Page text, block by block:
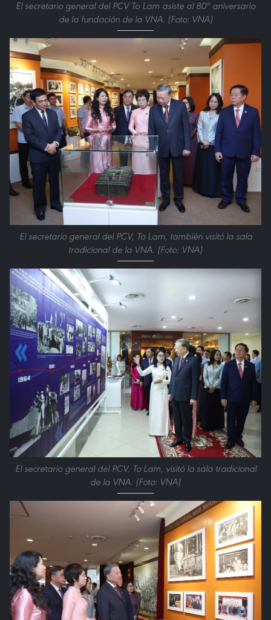
El secretario general del PCV To Lam asiste al 80º aniversario
de la fundación de la VNA. (Foto: VNA)
El secretario general del PCV, To Lam, también visitó la sala
tradicional de la VNA. (Foto: VNA)
El secretario general del PCV, To Lam, visitó la sala tradicional
de la VNA. (Foto: VNA)